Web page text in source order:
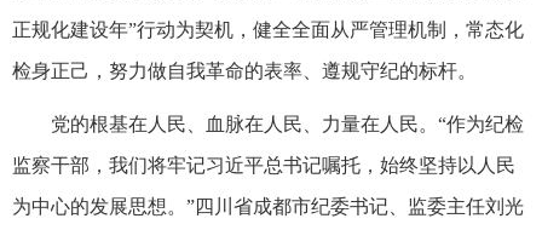
正规化建设年”行动为契机，健全全面从严管理机制，常态化
检身正己，努力做自我革命的表率、遵规守纪的标杆。
党的根基在人民、血脉在人民、力量在人民。“作为纪检
监察干部，我们将牢记习近平总书记嘱托，始终坚持以人民
为中心的发展思想。”四川省成都市纪委书记、监委主任刘光